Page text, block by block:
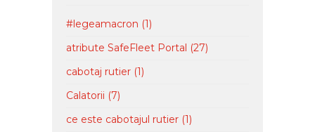
#legeamacron (1)
atribute SafeFleet Portal (27)
cabotaj rutier (1)
Calatorii (7)
ce este cabotajul rutier (1)